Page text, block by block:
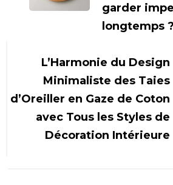
garder
longtemps ?
L’Harmonie du Design
Minimaliste des Taies
d’Oreiller en Gaze de Coton
avec Tous les Styles de
Décoration Intérieure